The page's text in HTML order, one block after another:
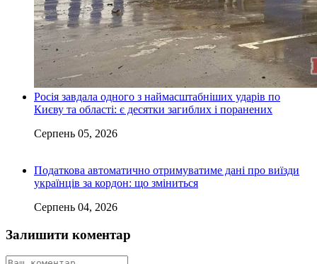
Росія завдала одного з наймасштабніших ударів по
Києву та області: є десятки загиблих і поранених
Серпень 05, 2026
Податкова автоматично отримуватиме дані про виїзди
українців за кордон: що зміниться
Серпень 04, 2026
Залишити коментар